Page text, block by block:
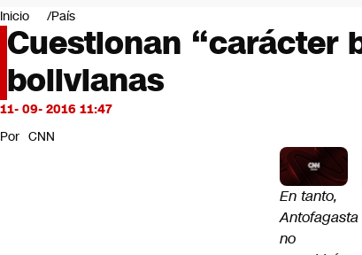
Mundo
Negocios
Deportes
Programas completos
Cultura
Servicios
Bits
CNN Data
Inicio País
Cuestionan “carácter
bolivianas
11- 09- 2016 11:47
Por CNN
En tanto,
Antofagasta
no